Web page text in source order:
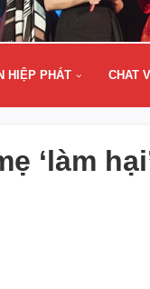
HIỆP PHÁT CHAT
‘làm